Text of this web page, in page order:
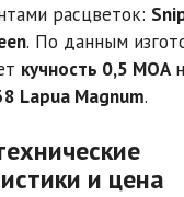
расцветок:
. По данным
кучность 0,5 MOA
Lapua Magnum.
и цена